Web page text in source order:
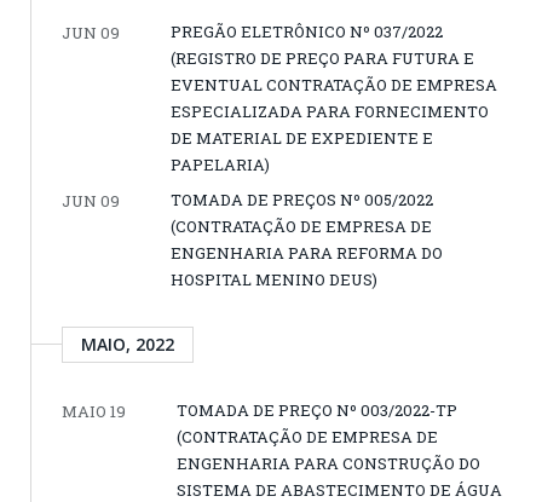
JUN 09
PREGÃO ELETRÔNICO Nº 037/2022
(REGISTRO DE PREÇO PARA FUTURA E
EVENTUAL CONTRATAÇÃO DE EMPRESA
ESPECIALIZADA PARA FORNECIMENTO
DE MATERIAL DE EXPEDIENTE E
PAPELARIA)
JUN 09
TOMADA DE PREÇOS Nº 005/2022
(CONTRATAÇÃO DE EMPRESA DE
ENGENHARIA PARA REFORMA DO
HOSPITAL MENINO DEUS)
MAIO, 2022
MAIO 19
TOMADA DE PREÇO Nº 003/2022-TP
(CONTRATAÇÃO DE EMPRESA DE
ENGENHARIA PARA CONSTRUÇÃO DO
SISTEMA DE ABASTECIMENTO DE ÁGUA